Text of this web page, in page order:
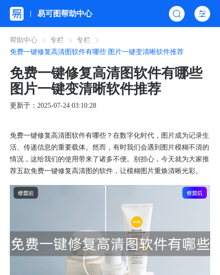
易可图帮助中心
帮助中心 专栏
专栏
免费一键修复高清图软件有哪些 图片一键变清晰软件推荐
免费一键修复高清图软件有哪些
图片一键变清晰软件推荐
更新于：2025-07-24 03:10:28
免费一键修复高清图软件有哪些？在数字化时代，图片成为记录生
活、传递信息的重要载体。然而，有时我们会遇到图片模糊不清的
情况，这给我们的使用带来了诸多不便。别担心，今天就为大家推
荐五款免费一键修复高清图的软件，让模糊图片重焕清晰光彩。